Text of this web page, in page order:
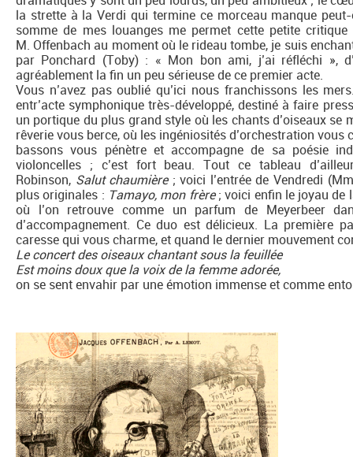
la strette à la Verdi qui termine ce morceau manque
somme de mes louanges me permet cette petite
M. Offenbach au moment où le rideau tombe, je suis
par Ponchard (Toby) : « Mon bon ami, j’ai réfléchi »,
agréablement la fin un peu sérieuse de ce premier acte.
Vous n’avez pas oublié qu’ici nous franchissons les
entr’acte symphonique très-développé, destiné à faire
un portique du plus grand style où les chants d’oiseaux se
rêverie vous berce, où les ingéniosités d’orchestration
bassons vous pénètre et accompagne de sa poésie
violoncelles ; c’est fort beau. Tout ce tableau
Robinson, Salut chaumière; voici l’entrée de Vendredi
plus originales : Tamayo, mon frère; voici enfin le joyau de
où l’on retrouve comme un parfum de Meyerbeer
d’accompagnement. Ce duo est délicieux. La première
caresse qui vous charme, et quand le dernier mouvement
Le concert des oiseaux chantant sous la feuillée
Est moins doux que la voix de la femme adorée,
on se sent envahir par une émotion immense et comme